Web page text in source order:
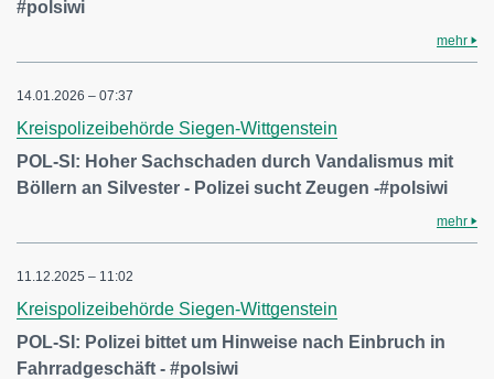
#polsiwi
mehr
14.01.2026 – 07:37
Kreispolizeibehörde Siegen-Wittgenstein
POL-SI: Hoher Sachschaden durch Vandalismus mit
Böllern an Silvester - Polizei sucht Zeugen -#polsiwi
mehr
11.12.2025 – 11:02
Kreispolizeibehörde Siegen-Wittgenstein
POL-SI: Polizei bittet um Hinweise nach Einbruch in
Fahrradgeschäft - #polsiwi